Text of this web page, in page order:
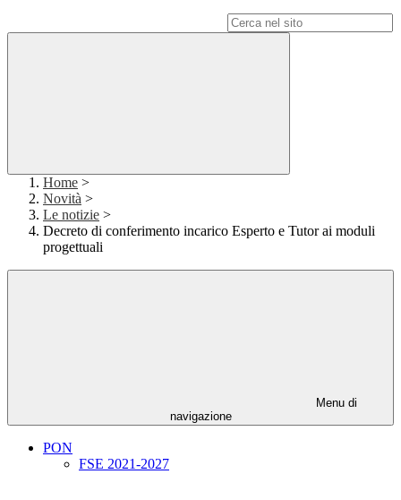
Home >
Novità >
Le notizie >
Decreto di conferimento incarico Esperto e Tutor ai moduli
progettuali
Menu di
navigazione
PON
FSE 2021-2027